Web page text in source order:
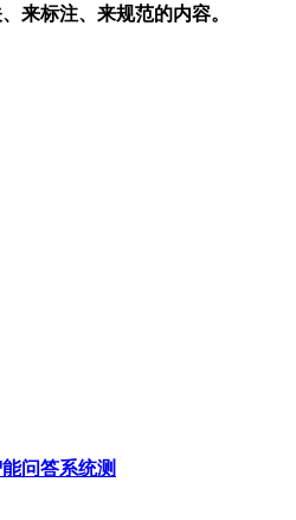
来标注、来规范的内容。
问答系统测